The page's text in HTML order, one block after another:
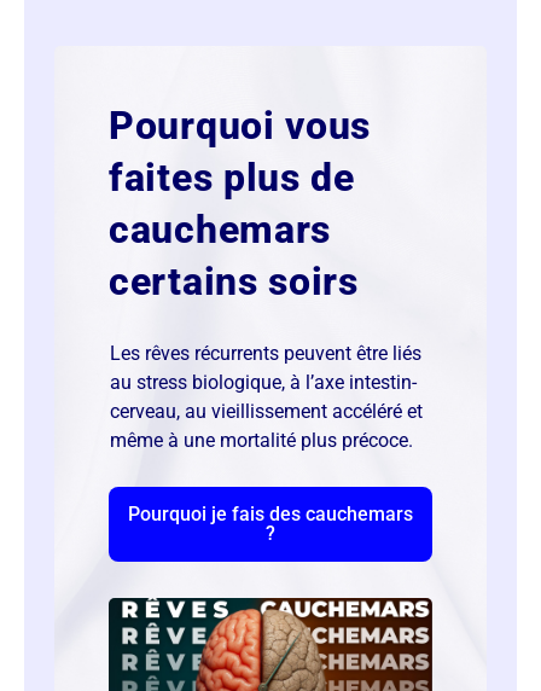
Pourquoi vous
faites plus de
cauchemars
certains soirs
Les rêves récurrents peuvent être liés
au stress biologique, à l’axe intestin-
cerveau, au vieillissement accéléré et
même à une mortalité plus précoce.
Pourquoi je fais des cauchemars
?